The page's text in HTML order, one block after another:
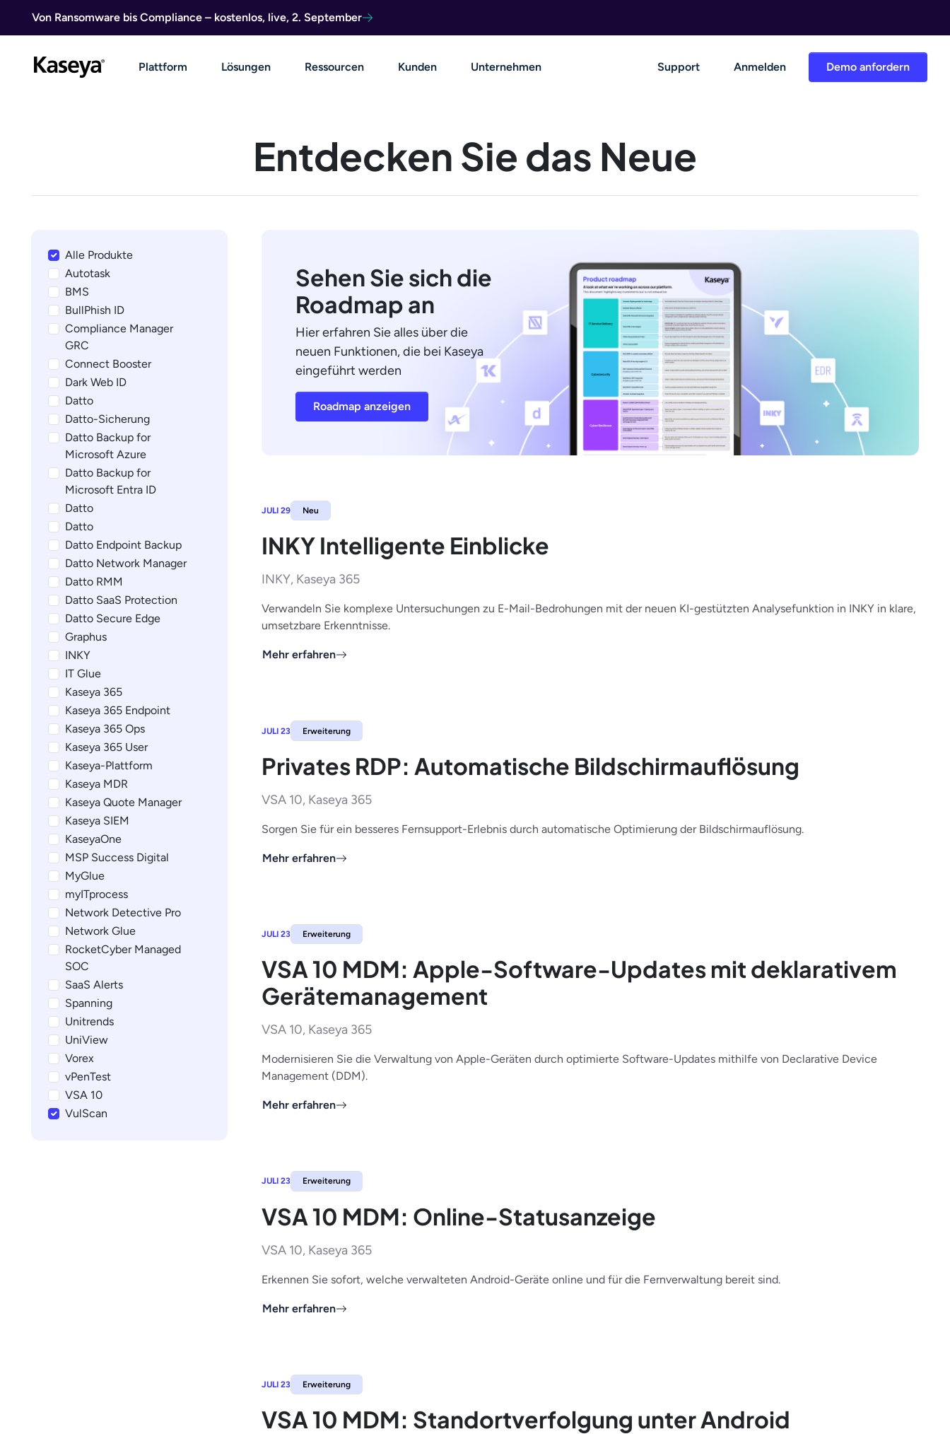
Von Ransomware bis Compliance – kostenlos, live, 2. September
Demo anfordern
Plattform Lösungen Ressourcen Kunden Unternehmen Support Anmelden
Entdecken Sie das Neue
Sehen Sie sich die
Roadmap an
Hier erfahren Sie alles über die
neuen Funktionen, die bei Kaseya
eingeführt werden
Roadmap anzeigen
JULI 29 Neu
INKY Intelligente Einblicke
INKY, Kaseya 365
Verwandeln Sie komplexe Untersuchungen zu E-Mail-Bedrohungen mit der neuen KI-gestützten Analysefunktion in INKY in klare,
umsetzbare Erkenntnisse.
Mehr erfahren
JULI 23 Erweiterung
Privates RDP: Automatische Bildschirmauflösung
VSA 10, Kaseya 365
Sorgen Sie für ein besseres Fernsupport-Erlebnis durch automatische Optimierung der Bildschirmauflösung.
Mehr erfahren
JULI 23 Erweiterung
VSA 10 MDM: Apple-Software-Updates mit deklarativem
Gerätemanagement
VSA 10, Kaseya 365
Modernisieren Sie die Verwaltung von Apple-Geräten durch optimierte Software-Updates mithilfe von Declarative Device
Management (DDM).
Mehr erfahren
JULI 23 Erweiterung
VSA 10 MDM: Online-Statusanzeige
VSA 10, Kaseya 365
Erkennen Sie sofort, welche verwalteten Android-Geräte online und für die Fernverwaltung bereit sind.
Mehr erfahren
JULI 23 Erweiterung
VSA 10 MDM: Standortverfolgung unter Android
Alle Produkte
Autotask
BMS
BullPhish ID
Compliance Manager
GRC
Connect Booster
Dark Web ID
Datto
Datto-Sicherung
Datto Backup for
Microsoft Azure
Datto Backup for
Microsoft Entra ID
Datto
Datto
Datto Endpoint Backup
Datto Network Manager
Datto RMM
Datto SaaS Protection
Datto Secure Edge
Graphus
INKY
IT Glue
Kaseya 365
Kaseya 365 Endpoint
Kaseya 365 Ops
Kaseya 365 User
Kaseya-Plattform
Kaseya MDR
Kaseya Quote Manager
Kaseya SIEM
KaseyaOne
MSP Success Digital
MyGlue
myITprocess
Network Detective Pro
Network Glue
RocketCyber Managed
SOC
SaaS Alerts
Spanning
Unitrends
UniView
Vorex
vPenTest
VSA 10
VulScan